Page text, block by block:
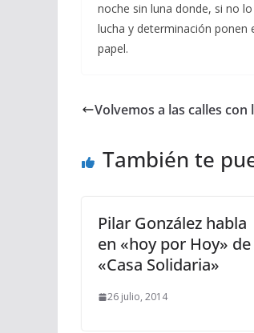
noche sin luna donde, si no
lucha y determinación ponen
papel.
Volvemos a las calles con
También te
Pilar González habla
en «hoy por Hoy» de
«Casa Solidaria»
26 julio, 2014